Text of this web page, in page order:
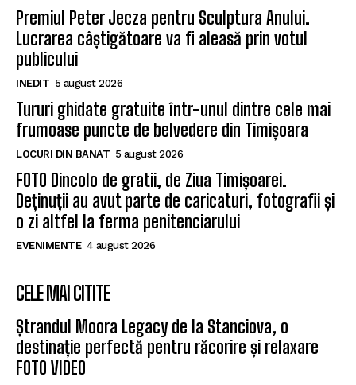
Premiul Peter Jecza pentru Sculptura Anului.
Lucrarea câștigătoare va fi aleasă prin votul
publicului
INEDIT 5 august 2026
Tururi ghidate gratuite într-unul dintre cele mai
frumoase puncte de belvedere din Timișoara
LOCURI DIN BANAT 5 august 2026
FOTO Dincolo de gratii, de Ziua Timișoarei.
Deținuții au avut parte de caricaturi, fotografii și
o zi altfel la ferma penitenciarului
EVENIMENTE 4 august 2026
CELE MAI CITITE
Ștrandul Moora Legacy de la Stanciova, o
destinație perfectă pentru răcorire și relaxare
FOTO VIDEO